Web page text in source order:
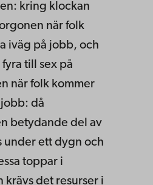
kring klockan
när folk
iväg på jobb, och
till sex på
när folk kommer
jobb: då
betydande del av
under ett dygn och
toppar i
krävs det resurser i